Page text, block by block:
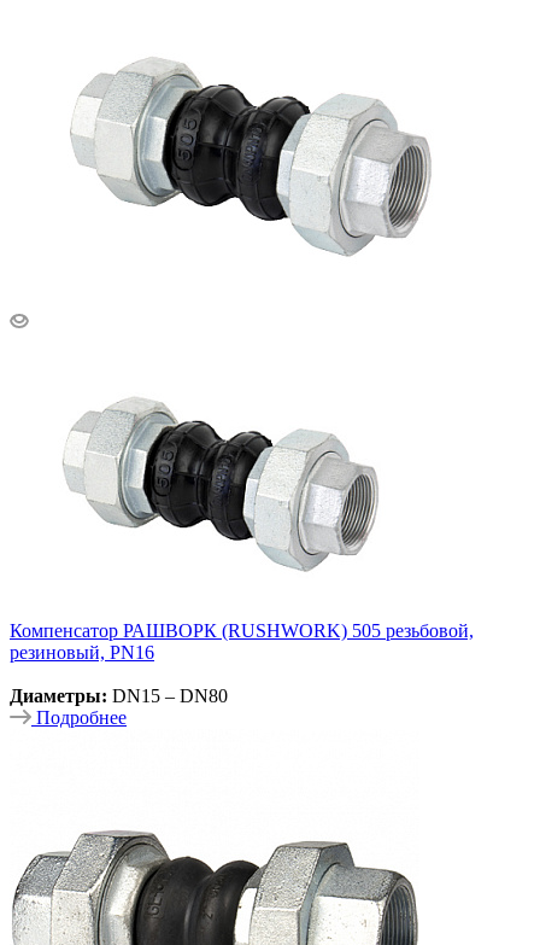
Компенсатор РАШВОРК (RUSHWORK) 505 резьбовой,
резиновый, PN16
Диаметры: DN15 – DN80
Подробнее